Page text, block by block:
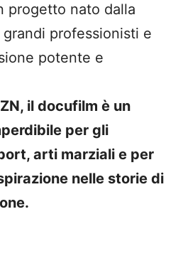
progetto nato dalla
professionisti e
potente e
il docufilm è un
per gli
arti marziali e per
nelle storie di